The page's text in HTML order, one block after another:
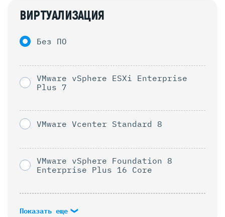
ВИРТУАЛИЗАЦИЯ
Без ПО
VMware vSphere ESXi Enterprise
Plus 7
VMware Vcenter Standard 8
VMware vSphere Foundation 8
Enterprise Plus 16 Core
Показать еще